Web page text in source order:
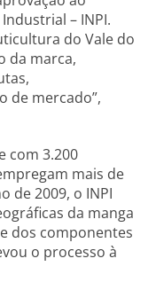
– INPI.
do Vale do
da marca,
de mercado”,
com 3.200
mais de
de 2009, o INPI
da manga
dos componentes
o processo à